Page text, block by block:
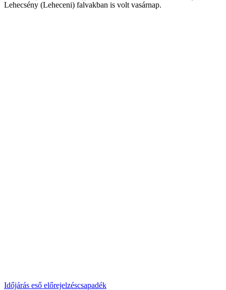
Lehecsény (Leheceni) falvakban is volt vasárnap.
Időjárás eső előrejelzéscsapadék